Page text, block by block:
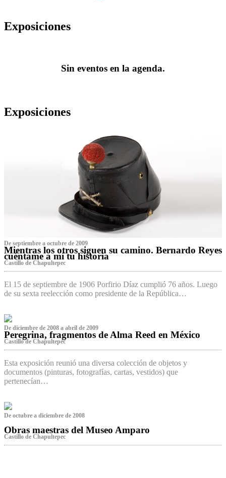
Exposiciones
Sin eventos en la agenda.
Exposiciones
De septiembre a octubre de 2009
Mientras los otros siguen su camino. Bernardo Reyes
cuéntame a mí tu historia
Castillo de Chapultepec
El 15 de septiembre de 1906 Porfirio Díaz cumplió 76 años. Luego
de su sexta reelección como presidente de la República…
De diciembre de 2008 a abril de 2009
Peregrina, fragmentos de Alma Reed en México
Castillo de Chapultepec
Esta exposición reunió una diversa colección de objetos y
documentos (pinturas, fotografías, cartas, vestidos) que
pertenecían…
De octubre a diciembre de 2008
Obras maestras del Museo Amparo
Castillo de Chapultepec